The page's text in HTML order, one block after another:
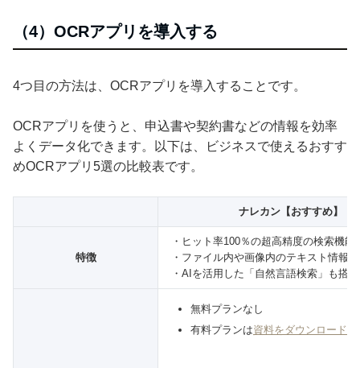
（4）OCRアプリを導入する
4つ目の方法は、OCRアプリを導入することです。
OCRアプリを使うと、申込書や契約書などの情報を効率
よくデータ化できます。以下は、ビジネスで使えるおすす
めOCRアプリ5選の比較表です。
ナレカン【おすすめ】
特徴
・ヒット率100％の超高精度の検索機能
・ファイル内や画像内のテキスト情報
・AIを活用した「自然言語検索」も搭載
無料プランなし
有料プランは資料をダウンロード